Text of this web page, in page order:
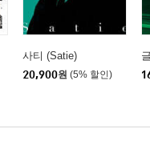
사티 (Satie)
20,900원 (5% 할인)